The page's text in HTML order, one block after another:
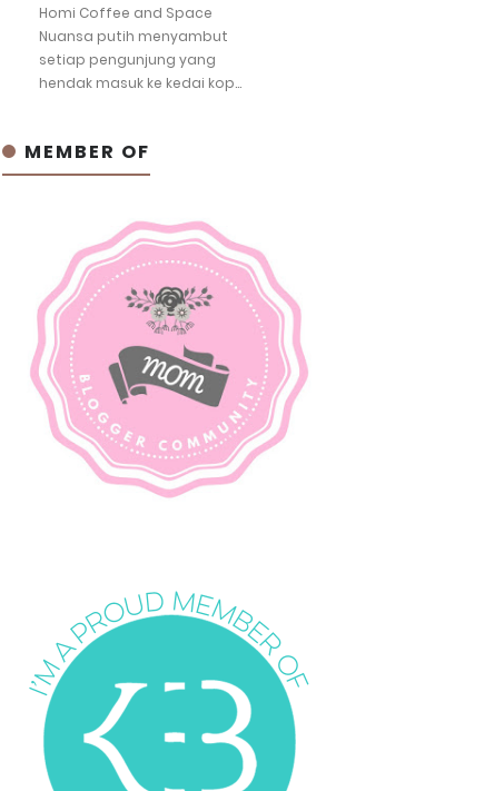
Homi Coffee and Space
Nuansa putih menyambut
setiap pengunjung yang
hendak masuk ke kedai kop…
MEMBER OF